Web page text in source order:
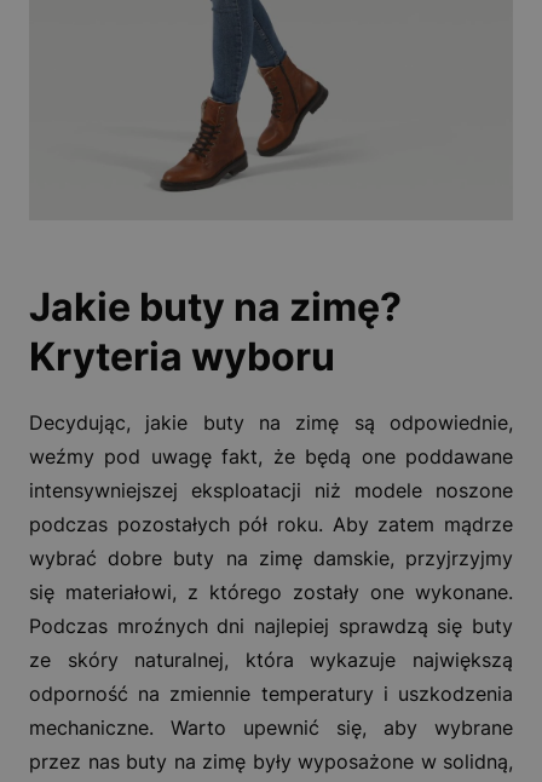
Jakie buty na zimę?
Kryteria wyboru
Decydując, jakie buty na zimę są odpowiednie,
weźmy pod uwagę fakt, że będą one poddawane
intensywniejszej eksploatacji niż modele noszone
podczas pozostałych pół roku. Aby zatem mądrze
wybrać dobre buty na zimę damskie, przyjrzyjmy
się materiałowi, z którego zostały one wykonane.
Podczas mroźnych dni najlepiej sprawdzą się buty
ze skóry naturalnej, która wykazuje największą
odporność na zmiennie temperatury i uszkodzenia
mechaniczne. Warto upewnić się, aby wybrane
przez nas buty na zimę były wyposażone w solidną,